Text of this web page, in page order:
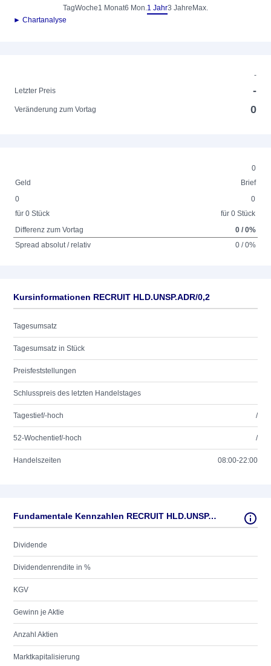
TagWoche1 Monat6 Mon.1 Jahr3 Jahre Max.
► Chartanalyse
-
Letzter Preis
-
Veränderung zum Vortag 0
0
Geld
Brief
0
für 0 Stück
0
für 0 Stück
Differenz zum Vortag
0 / 0%
Spread absolut / relativ
0 / 0%
Kursinformationen RECRUIT HLD.UNSP.ADR/0,2
Tagesumsatz
Tagesumsatz in Stück
Preisfeststellungen
Schlusspreis des letzten Handelstages
Tagestief/-hoch /
52-Wochentief/-hoch /
Handelszeiten 08:00-22:00
Fundamentale Kennzahlen RECRUIT HLD.UNSP.ADR/0,2
Dividende
Dividendenrendite in %
KGV
Gewinn je Aktie
Anzahl Aktien
Marktkapitalisierung